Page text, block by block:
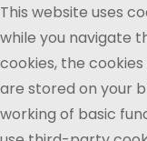
This website uses
while you navigate
cookies, the
are stored on your
working of basic